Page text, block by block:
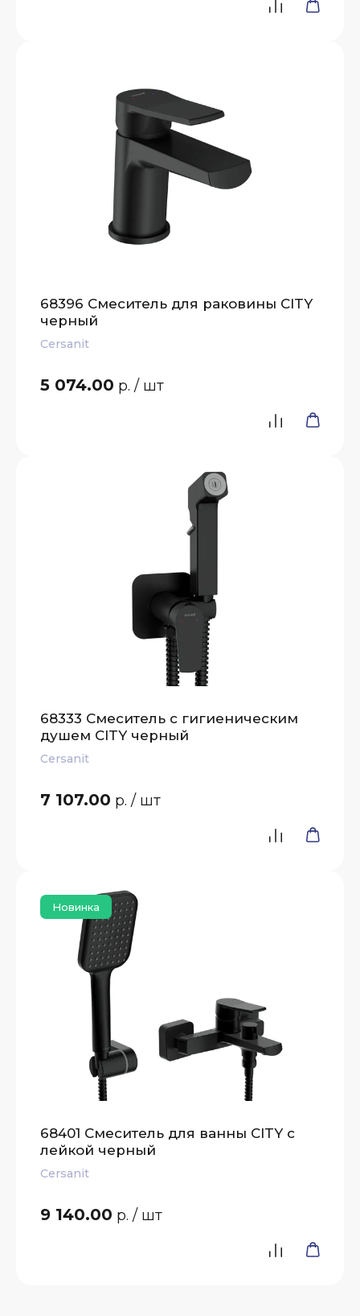
68396 Смеситель для раковины CITY
черный
Cersanit
5 074.00 р. / шт
68333 Смеситель с гигиеническим
душем CITY черный
Cersanit
7 107.00 р. / шт
Новинка
68401 Смеситель для ванны CITY с
лейкой черный
Cersanit
9 140.00 р. / шт